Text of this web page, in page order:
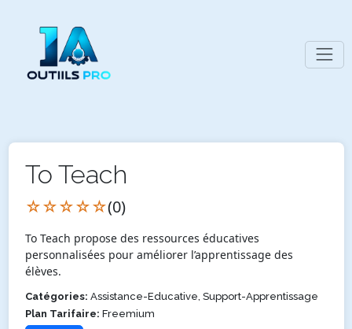
To Teach
☆☆☆☆☆(0)
To Teach propose des ressources éducatives
personnalisées pour améliorer l’apprentissage des
élèves.
Catégories: Assistance-Educative, Support-Apprentissage
Plan Tarifaire: Freemium